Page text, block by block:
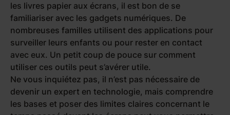
les livres papier aux écrans, il est bon de se
familiariser avec les gadgets numériques. De
nombreuses familles utilisent des applications pour
surveiller leurs enfants ou pour rester en contact
avec eux. Un petit coup de pouce sur comment
utiliser ces outils peut s’avérer utile.
Ne vous inquiétez pas, il n’est pas nécessaire de
devenir un expert en technologie, mais comprendre
les bases et poser des limites claires concernant le